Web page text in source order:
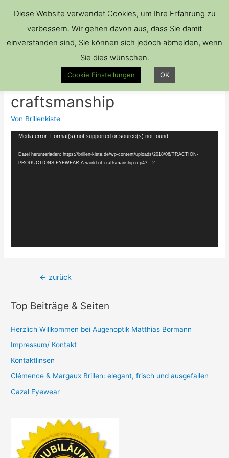
TRACTION PRODUCTIONS
EYEWEAR – A world of
craftsmanship
Von Brillenkiste
Video-
Media error: Format(s) not supported or source(s) not found
Datei herunterladen: https://brillen-kiste.de/wp-content/uploads/2018/06/TRACTION-
PRODUCTIONS-EYEWEAR-A-world-of-craftsmanship.mp4?_=2
Beitrags-
← zurück
Top Beiträge & Seiten
Herzlich Willkommen bei Augenoptik Matthias Bormann
Impressum/ Kontakt
Kontaktlinsen
Clémence & Margaux Brillen: elegant, frisch und ausgefallen
Cazal Eyewear
Diese Website verwendet Cookies, um Ihre Erfahrung zu
verbessern. Wir gehen davon aus, dass Sie damit
einverstanden sind, Sie können sich jedoch abmelden, wenn
Sie dies wünschen.
Cookie Einstellungen OK